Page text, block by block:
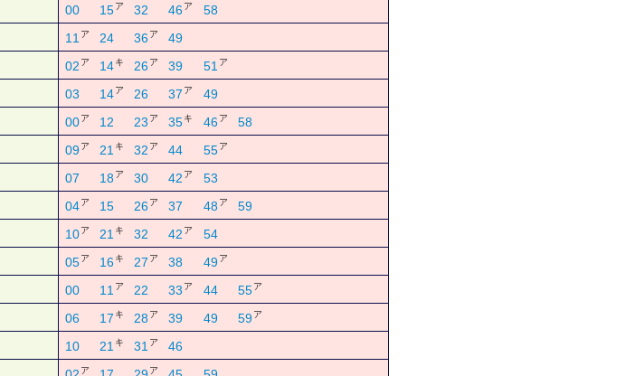
00 15ア 32 46ア
58
11 ア 24 36ア
49
02 ア 14キ 26ア 39 51 ア
03 14ア 26 37 ア
49
00ア 12 23 ア 35キ 46 ア
58
09ア 21 キ 32 ア 44 55 ア
07 18ア 30 42 ア
53
04ア 15 26ア 37 48 ア
59
10ア 21 キ 32 42 ア
54
05ア 16キ 27 ア 38 49 ア
00 11 ア 22 33 ア 44 55 ア
06 17 キ 28ア 39 49 59 ア
10 21 キ 31 ア
46
ア ア